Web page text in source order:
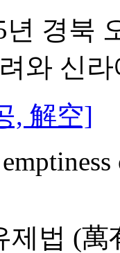
년 경북
와 신라
, 解空]
제법 (